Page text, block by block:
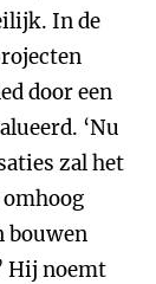
In de
door een
‘Nu
zal het
bouwen
Hij noemt